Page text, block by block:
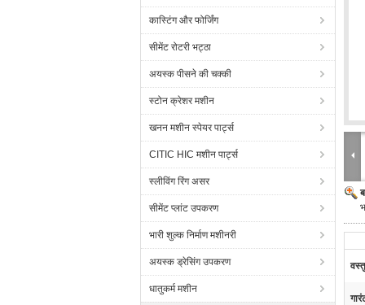
कास्टिंग और फोर्जिंग
सीमेंट रोटरी भट्ठा
अयस्क पीसने की चक्की
स्टोन क्रेशर मशीन
खनन मशीन स्पेयर पार्ट्स
CITIC HIC मशीन पार्ट्स
स्लीविंग रिंग असर
सीमेंट प्लांट उपकरण
भारी शुल्क निर्माण मशीनरी
अयस्क ड्रेसिंग उपकरण
धातुकर्म मशीन